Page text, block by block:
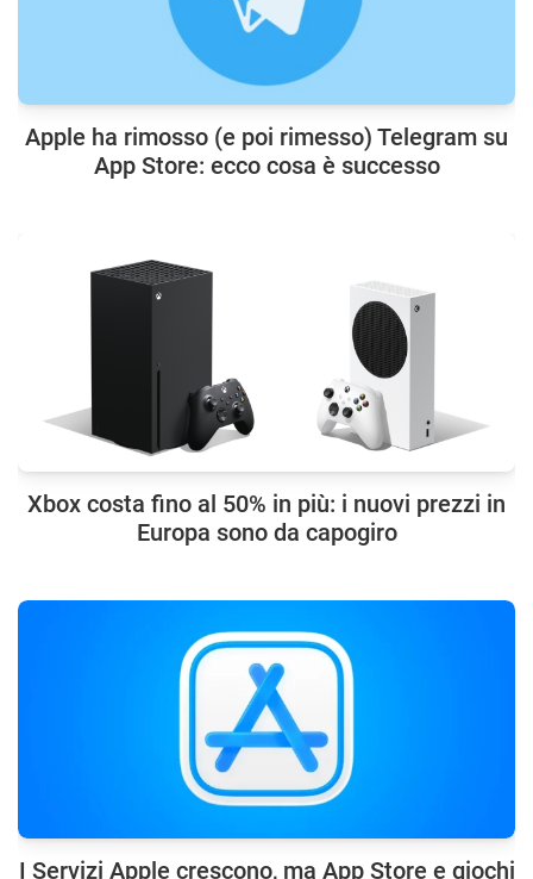
Apple ha rimosso (e poi rimesso) Telegram su
App Store: ecco cosa è successo
Xbox costa fino al 50% in più: i nuovi prezzi in
Europa sono da capogiro
I Servizi Apple crescono, ma App Store e giochi